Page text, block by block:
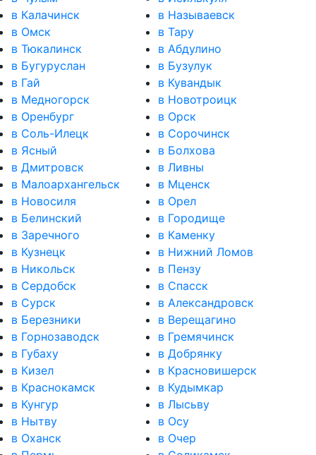
в Калачинск
в Называевск
в Омск
в Тару
в Тюкалинск
в Абдулино
в Бугуруслан
в Бузулук
в Гай
в Кувандык
в Медногорск
в Новотроицк
в Оренбург
в Орск
в Соль-Илецк
в Сорочинск
в Ясный
в Болхова
в Дмитровск
в Ливны
в Малоархангельск
в Мценск
в Новосиля
в Орел
в Белинский
в Городище
в Заречного
в Каменку
в Кузнецк
в Нижний Ломов
в Никольск
в Пензу
в Сердобск
в Спасск
в Сурск
в Александровск
в Березники
в Верещагино
в Горнозаводск
в Гремячинск
в Губаху
в Добрянку
в Кизел
в Красновишерск
в Краснокамск
в Кудымкар
в Кунгур
в Лысьву
в Нытву
в Осу
в Оханск
в Очер